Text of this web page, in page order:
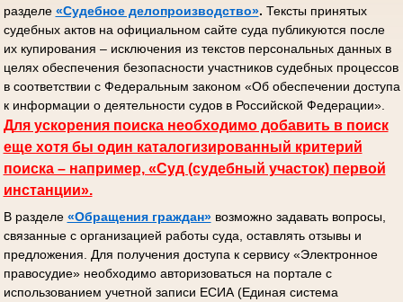
разделе «Судебное делопроизводство». Тексты принятых
судебных актов на официальном сайте суда публикуются после
их купирования – исключения из текстов персональных данных в
целях обеспечения безопасности участников судебных процессов
в соответствии с Федеральным законом «Об обеспечении доступа
к информации о деятельности судов в Российской Федерации».
Для ускорения поиска необходимо добавить в поиск
еще хотя бы один каталогизированный критерий
поиска – например, «Суд (судебный участок) первой
инстанции».
В разделе «Обращения граждан»возможно задавать вопросы,
связанные с организацией работы суда, оставлять отзывы и
предложения. Для получения доступа к сервису «Электронное
правосудие» необходимо авторизоваться на портале с
использованием учетной записи ЕСИА (Единая система